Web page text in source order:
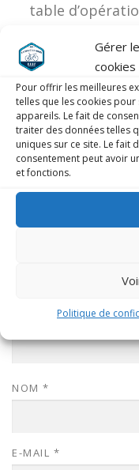
Gérer
cookies
Pour offrir les meilleures
telles que les cookies
appareils. Le fait de
traiter des données telles
uniques sur ce site. Le fait
consentement peut avoir
et fonctions.
Politique de
table
mois d’arrêt
courage
LAISSER UN
COMMENTAIRE*
NOM *
E-MAIL *